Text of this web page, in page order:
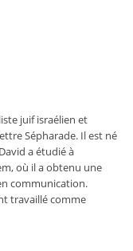
juif israélien et
Sépharade. Il est né
a étudié à
où il a obtenu une
communication.
travaillé comme